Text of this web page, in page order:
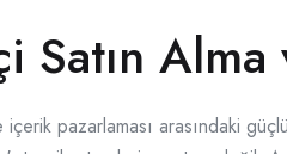
Satın Alma
pazarlaması arasındaki